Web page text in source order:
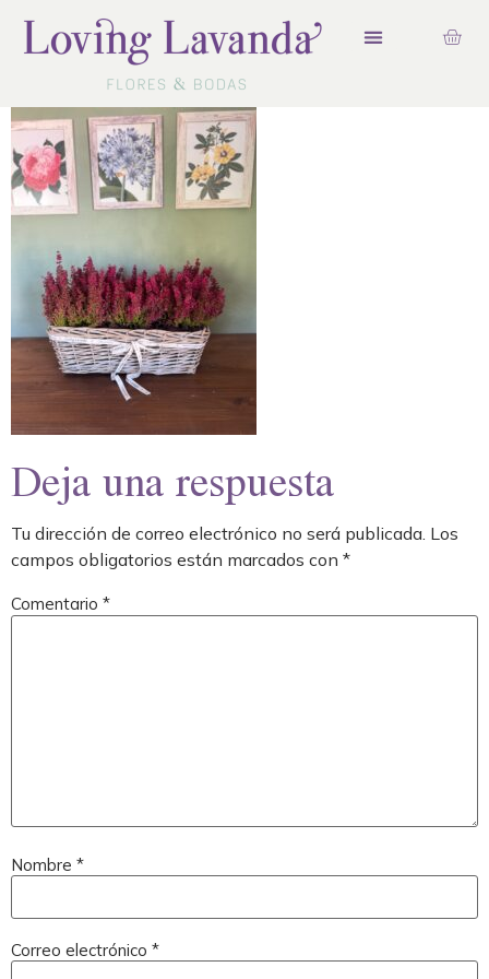
Deja una respuesta
Tu dirección de correo electrónico no será publicada. Los
campos obligatorios están marcados con *
Comentario *
Nombre *
Correo electrónico *